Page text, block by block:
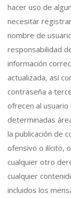
hacer uso de
necesitar
nombre de
responsabilidad
información
actualizada, así
contraseña a
ofrecen al
determinadas
la publicación de
ofensivo o ilícito,
cualquier otro
cualquier
incluidos los